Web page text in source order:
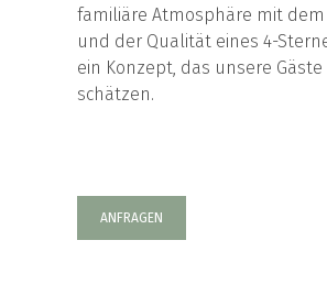
familiäre Atmosphäre mit
und der Qualität eines 4-
ein Konzept, das unsere
schätzen.
ANFRAGEN